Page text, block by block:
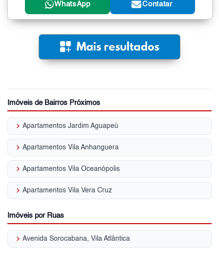
WhatsApp Contatar
Imóveis de Bairros Próximos
keyboard_arrow_right Apartamentos Jardim Aguapeú
keyboard_arrow_right Apartamentos Vila Anhanguera
keyboard_arrow_right Apartamentos Vila Oceanópolis
keyboard_arrow_right Apartamentos Vila Vera Cruz
Imóveis por Ruas
keyboard_arrow_right Avenida Sorocabana, Vila Atlântica